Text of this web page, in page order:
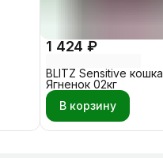
1 424 ₽
BLITZ Sensitive кошка
Ягненок 02кг
В корзину